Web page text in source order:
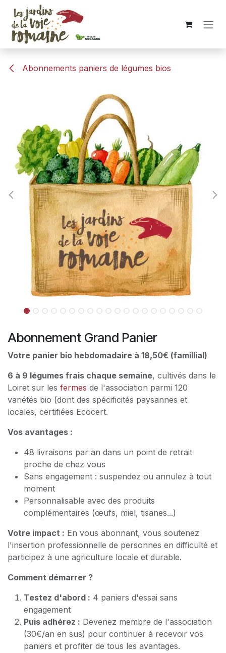
Se rendre au contenu
Abonnements paniers de légumes bios
Abonnement Grand Panier
Votre panier bio hebdomadaire à 18,50€ (famillial)
6 à 9 légumes frais chaque semaine, cultivés dans le
Loiret sur les fermes de l'association parmi 120
variétés bio (dont des spécificités paysannes et
locales, certifiées Ecocert.
Vos avantages :
48 livraisons par an dans un point de retrait
proche de chez vous
Sans engagement : suspendez ou annulez à tout
moment
Personnalisable avec des produits
complémentaires (œufs, miel, tisanes...)
Votre impact : En vous abonnant, vous soutenez
l'insertion professionnelle de personnes en difficulté et
participez à une agriculture locale et durable.
Comment démarrer ?
Testez d'abord : 4 paniers d'essai sans
engagement
Puis adhérez : Devenez membre de l'association
(30€/an en sus) pour continuer à recevoir vos
paniers et profiter de tous les avantages.